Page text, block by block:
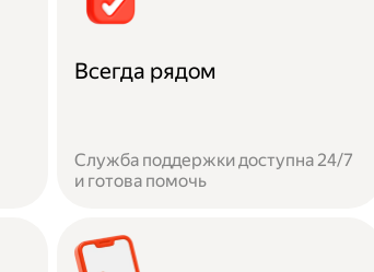
Всегда рядом
Служба поддержки доступна 24/7
и готова помочь